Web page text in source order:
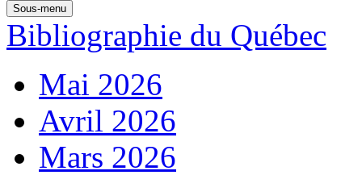
Sous-menu
Bibliographie du Québec
Mai 2026
Avril 2026
Mars 2026